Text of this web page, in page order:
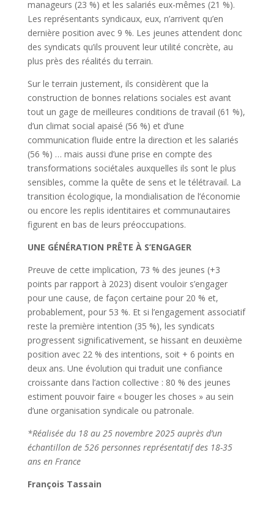
manageurs (23 %) et les salariés eux-mêmes (21 %).
Les représentants syndicaux, eux, n’arrivent qu’en
dernière position avec 9 %. Les jeunes attendent donc
des syndicats qu’ils prouvent leur utilité concrète, au
plus près des réalités du terrain.
Sur le terrain justement, ils considèrent que la
construction de bonnes relations sociales est avant
tout un gage de meilleures conditions de travail (61 %),
d’un climat social apaisé (56 %) et d’une
communication fluide entre la direction et les salariés
(56 %) … mais aussi d’une prise en compte des
transformations sociétales auxquelles ils sont le plus
sensibles, comme la quête de sens et le télétravail. La
transition écologique, la mondialisation de l’économie
ou encore les replis identitaires et communautaires
figurent en bas de leurs préoccupations.
UNE GÉNÉRATION PRÊTE À S’ENGAGER
Preuve de cette implication, 73 % des jeunes (+3
points par rapport à 2023) disent vouloir s’engager
pour une cause, de façon certaine pour 20 % et,
probablement, pour 53 %. Et si l’engagement associatif
reste la première intention (35 %), les syndicats
progressent significativement, se hissant en deuxième
position avec 22 % des intentions, soit + 6 points en
deux ans. Une évolution qui traduit une confiance
croissante dans l’action collective : 80 % des jeunes
estiment pouvoir faire « bouger les choses » au sein
d’une organisation syndicale ou patronale.
*Réalisée du 18 au 25 novembre 2025 auprès d’un
échantillon de 526 personnes représentatif des 18-35
ans en France
François Tassain